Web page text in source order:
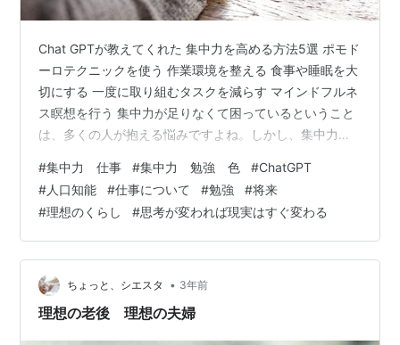
Chat GPTが教えてくれた 集中力を高める方法5選 ポモド
ーロテクニックを使う 作業環境を整える 食事や睡眠を大
切にする 一度に取り組むタスクを減らす マインドフルネ
ス瞑想を行う 集中力が足りなくて困っているということ
は、多くの人が抱える悩みですよね。しかし、集中力は
しやすい環境を整え、集中できる時間帯や時間の長さを
決めてみましょう。そして、無理をせずに少しずつ時間
を延ばしていくことが大切です。また、適度な運動や睡
眠、栄養バランスの良い食事など、健康的なライフスタ
イルも集中力の向上につながります。 最も大切なこと
は、焦らず自分のペースでト…
#集中力 仕事 #集中力 勉強 色 #ChatGPT
#人口知能 #仕事について #勉強 #将来
#理想のくらし #思考が変われば現実はすぐ変わる
ちょっと、シエスタ • 3年前
理想の老後 理想の夫婦